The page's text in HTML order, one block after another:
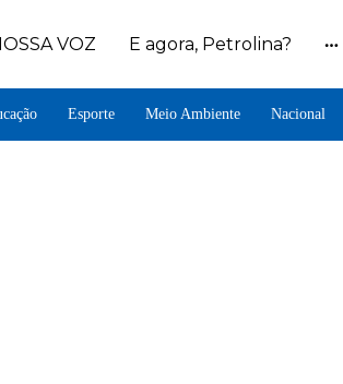
VOZ E agora, Petrolina?
Esporte Meio Ambiente Nacional